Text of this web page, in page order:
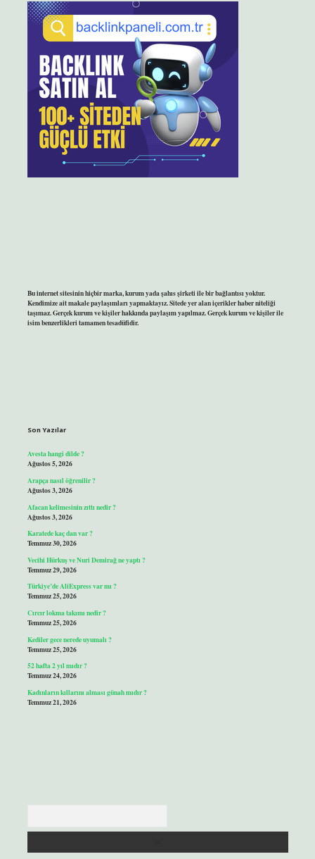
Bu internet sitesinin hiçbir marka, kurum yada şahıs şirketi ile bir bağlantısı yoktur.
Kendimize ait makale paylaşımları yapmaktayız. Sitede yer alan içerikler haber niteliği
taşımaz. Gerçek kurum ve kişiler hakkında paylaşım yapılmaz. Gerçek kurum ve kişiler ile
isim benzerlikleri tamamen tesadüfidir.
Son Yazılar
Avesta hangi dilde ?
Ağustos 5, 2026
Arapça nasıl öğrenilir ?
Ağustos 3, 2026
Afacan kelimesinin zıttı nedir ?
Ağustos 3, 2026
Karatede kaç dan var ?
Temmuz 30, 2026
Vecihi Hürkuş ve Nuri Demirağ ne yaptı ?
Temmuz 29, 2026
Türkiye’de AliExpress var mı ?
Temmuz 25, 2026
Cırcır lokma takımı nedir ?
Temmuz 25, 2026
Kediler gece nerede uyumalı ?
Temmuz 25, 2026
52 hafta 2 yıl mıdır ?
Temmuz 24, 2026
Kadınların kıllarını alması günah mıdır ?
Temmuz 21, 2026